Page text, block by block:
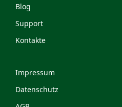
Blog
Support
Kontakte
Impressum
Datenschutz